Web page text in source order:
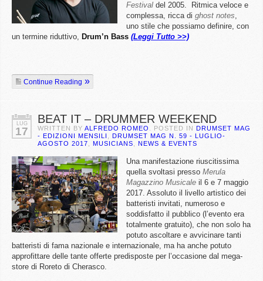
Festival del 2005. Ritmica veloce e
complessa, ricca di ghost notes,
uno stile che possiamo definire, con
un termine riduttivo, Drum’n Bass (Leggi Tutto >>)
Continue Reading
LUG
17
BEAT IT – DRUMMER WEEKEND
WRITTEN BY ALFREDO ROMEO . POSTED IN DRUMSET MAG
- EDIZIONI MENSILI
DRUMSET MAG N. 59 - LUGLIO-
AGOSTO 2017
MUSICIANS NEWS & EVENTS
Una manifestazione riuscitissima
quella svoltasi presso Merula
Magazzino Musicale il 6 e 7 maggio
2017. Assoluto il livello artistico dei
batteristi invitati, numeroso e
soddisfatto il pubblico (l’evento era
totalmente gratuito), che non solo ha
potuto ascoltare e avvicinare tanti
batteristi di fama nazionale e internazionale, ma ha anche potuto
approfittare delle tante offerte predisposte per l’occasione dal mega-
store di Roreto di Cherasco.